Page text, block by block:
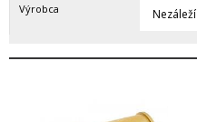
Výrobca Nezáleží